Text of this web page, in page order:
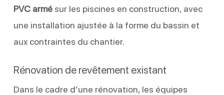
PVC armésur les piscines en construction, avec
une installation ajustée à la forme du bassin et
aux contraintes du chantier.
Rénovation de revêtement existant
Dans le cadre d’une rénovation, les équipes